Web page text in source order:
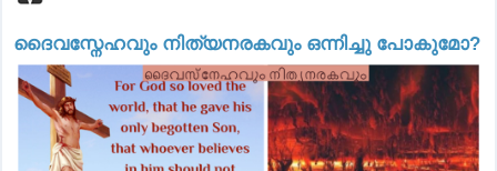
ദൈവസ്നേഹവും നിത്യനരകവും ഒന്നിച്ചു പോകുമോ?